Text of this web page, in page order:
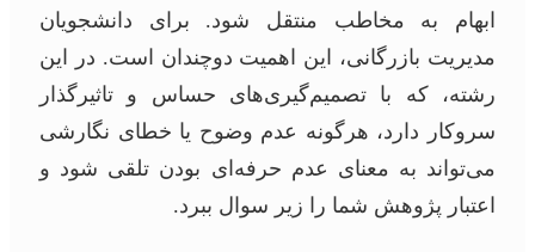
ابهام به مخاطب منتقل شود. برای دانشجویان
مدیریت بازرگانی، این اهمیت دوچندان است. در این
رشته، که با تصمیم‌گیری‌های حساس و تاثیرگذار
سروکار دارد، هرگونه عدم وضوح یا خطای نگارشی
می‌تواند به معنای عدم حرفه‌ای بودن تلقی شود و
اعتبار پژوهش شما را زیر سوال ببرد.